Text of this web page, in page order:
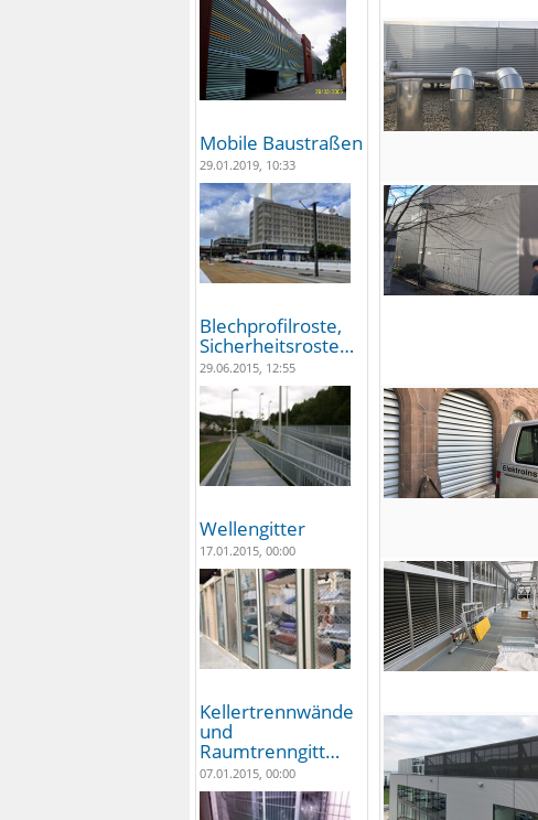
Mobile Baustraßen
29.01.2019, 10:33
Blechprofilroste,
Sicherheitsroste…
29.06.2015, 12:55
Wellengitter
17.01.2015, 00:00
Kellertrennwände
und
Raumtrenngitt…
07.01.2015, 00:00